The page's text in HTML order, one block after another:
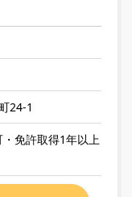
24-1
免許取得1年以上